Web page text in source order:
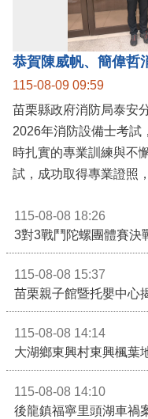
恭賀陳威帆、簡偉哲
115-08-09 09:59
苗栗縣政府消防局泰安
2026年消防設備士考試，金榜題名。
時扎實的專業訓練與不
115-08-08 18:26
115-08-08 15:37
115-08-08 14:14
大湖鄉東興村東興楓葉
115-08-08 14:10
後龍鎮福寧里頭湖車禍